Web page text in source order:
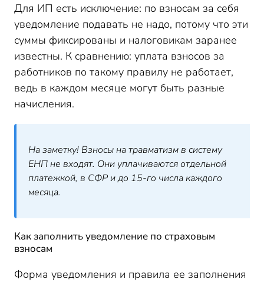
Для ИП есть исключение: по взносам за себя
уведомление подавать не надо, потому что эти
суммы фиксированы и налоговикам заранее
известны. К сравнению: уплата взносов за
работников по такому правилу не работает,
ведь в каждом месяце могут быть разные
начисления.
На заметку! Взносы на травматизм в систему
ЕНП не входят. Они уплачиваются отдельной
платежкой, в СФР и до 15-го числа каждого
месяца.
Как заполнить уведомление по страховым
взносам
Форма уведомления и правила ее заполнения